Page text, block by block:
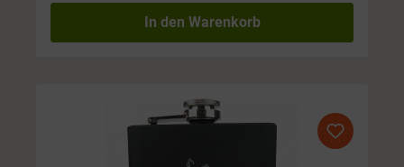
In den Warenkorb